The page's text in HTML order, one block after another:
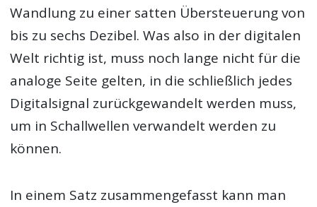
Wandlung zu einer satten Übersteuerung von
bis zu sechs Dezibel. Was also in der digitalen
Welt richtig ist, muss noch lange nicht für die
analoge Seite gelten, in die schließlich jedes
Digitalsignal zurückgewandelt werden muss,
um in Schallwellen verwandelt werden zu
können.
In einem Satz zusammengefasst kann man